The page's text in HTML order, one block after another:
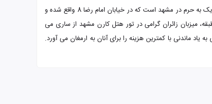
اگر قصد دارید با کمترین هزینه به زیارت امام رضا (ع)، تور مشهد از ساری هتل کارن انتخاب بسیار خوبی است. این هتل دو ستاره از هتل های تازه تاسیس و نزدیک به حرم در مشهد است که در خیابان امام رضا 8 واقع شده و
آسانی به حرم مطهر و جاذبه های گردشگری شهر دارد. هتل کارن در سال 1396 فعالیت خود را آغاز کرد و با داشتن 65 باب واحد اقامتی مختلف در 8 طبقه، میزبان زائران گرامی در تور هتل کارن مشهد از ساری می
ماندنی با کمترین هزینه را برای آنان به ارمغان می آورد.